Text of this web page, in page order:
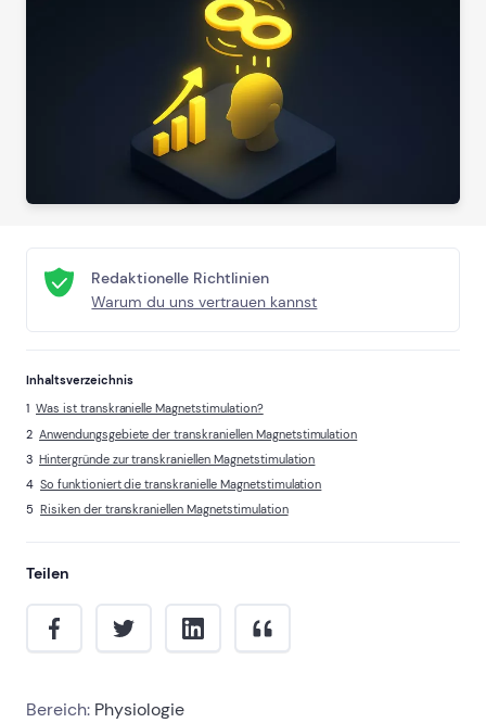
Redaktionelle Richtlinien
Warum du uns vertrauen kannst
Inhaltsverzeichnis
Was ist transkranielle Magnetstimulation?
Anwendungsgebiete der transkraniellen Magnetstimulation
Hintergründe zur transkraniellen Magnetstimulation
So funktioniert die transkranielle Magnetstimulation
Risiken der transkraniellen Magnetstimulation
Teilen
Bereich: Physiologie